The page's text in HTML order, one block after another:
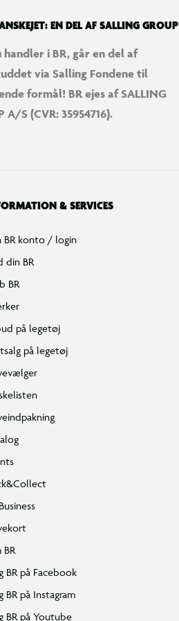
EN DEL AF SALLING GROUP
handler i BR, går en del af
via Salling Fondene til
formål! BR ejes af SALLING
A/S (CVR: 35954716).
& SERVICES
BR konto / login
din BR
BR
på legetøj
på legetøj
BR
BR på Facebook
BR på Instagram
BR på Youtube